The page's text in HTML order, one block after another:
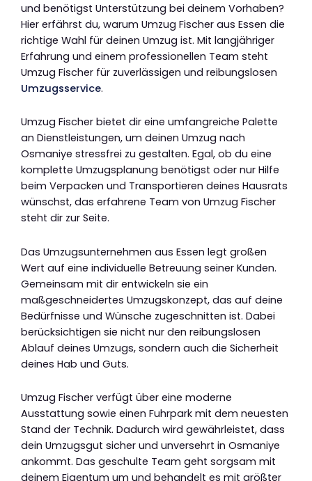
und benötigst Unterstützung bei deinem Vorhaben?
Hier erfährst du, warum Umzug Fischer aus Essen die
richtige Wahl für deinen Umzug ist. Mit langjähriger
Erfahrung und einem professionellen Team steht
Umzug Fischer für zuverlässigen und reibungslosen
Umzugsservice.
Umzug Fischer bietet dir eine umfangreiche Palette
an Dienstleistungen, um deinen Umzug nach
Osmaniye stressfrei zu gestalten. Egal, ob du eine
komplette Umzugsplanung benötigst oder nur Hilfe
beim Verpacken und Transportieren deines Hausrats
wünschst, das erfahrene Team von Umzug Fischer
steht dir zur Seite.
Das Umzugsunternehmen aus Essen legt großen
Wert auf eine individuelle Betreuung seiner Kunden.
Gemeinsam mit dir entwickeln sie ein
maßgeschneidertes Umzugskonzept, das auf deine
Bedürfnisse und Wünsche zugeschnitten ist. Dabei
berücksichtigen sie nicht nur den reibungslosen
Ablauf deines Umzugs, sondern auch die Sicherheit
deines Hab und Guts.
Umzug Fischer verfügt über eine moderne
Ausstattung sowie einen Fuhrpark mit dem neuesten
Stand der Technik. Dadurch wird gewährleistet, dass
dein Umzugsgut sicher und unversehrt in Osmaniye
ankommt. Das geschulte Team geht sorgsam mit
deinem Eigentum um und behandelt es mit größter